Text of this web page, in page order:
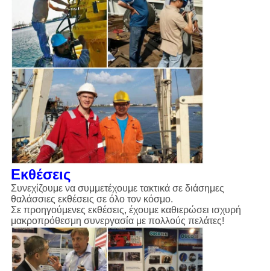
Εκθέσεις
Συνεχίζουμε να συμμετέχουμε τακτικά σε διάσημες
θαλάσσιες εκθέσεις σε όλο τον κόσμο.
Σε προηγούμενες εκθέσεις, έχουμε καθιερώσει ισχυρή
μακροπρόθεσμη συνεργασία με πολλούς πελάτες!